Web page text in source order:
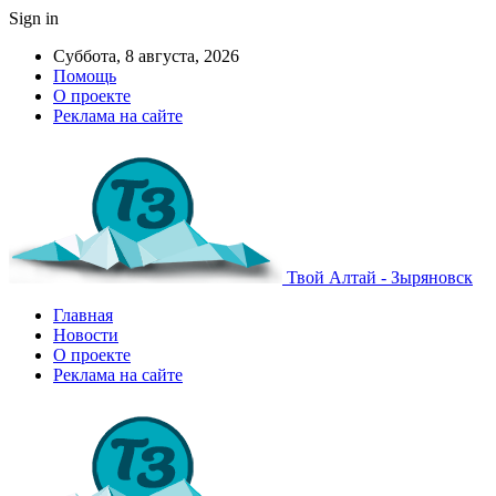
Sign in
Суббота, 8 августа, 2026
Помощь
О проекте
Реклама на сайте
Твой Алтай - Зыряновск
Главная
Новости
О проекте
Реклама на сайте